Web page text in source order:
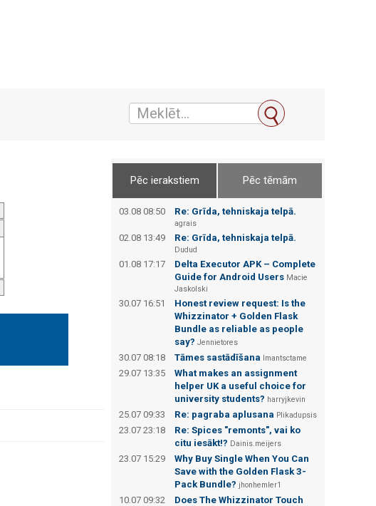
Pēc ierakstiem Pēc tēmām
03.08 08:50 Re: Grīda, tehniskaja telpā.
agrais
02.08 13:49 Re: Grīda, tehniskaja telpā.
Dudud
01.08 17:17
Delta Executor APK – Complete
Guide for Android Users Macie
Jaskolski
30.07 16:51
Honest review request: Is the
Whizzinator + Golden Flask
Bundle as reliable as people
say? Jennietores
30.07 08:18 Tāmes sastādīšana Imantsctame
29.07 13:35
What makes an assignment
helper UK a useful choice for
university students? harryjkevin
25.07 09:33 Re: pagraba aplusana Plikadupsis
23.07 23:18
Re: Spices "remonts", vai ko
citu iesākt!? Dainis.meijers
23.07 15:29
Why Buy Single When You Can
Save with the Golden Flask 3-
Pack Bundle? jhonhemler1
10.07 09:32
Does The Whizzinator Touch